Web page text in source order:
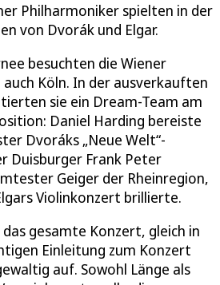
Philharmoniker spielten in der
von Dvorák und Elgar.
besuchten die Wiener
Köln. In der ausverkauften
sie ein Dream-Team am
Daniel Harding bereiste
Dvoráks „Neue Welt“-
Duisburger Frank Peter
Geiger der Rheinregion,
Violinkonzert brillierte.
gesamte Konzert, gleich in
Einleitung zum Konzert
auf. Sowohl Länge als